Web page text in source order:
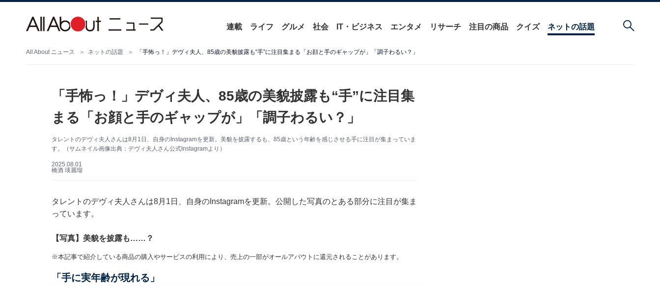
連載 ライフ グルメ 社会 IT・ビジネス エンタメ リサーチ 注目の商品 クイズ ネットの話題
All About ニュース ネットの話題 「手怖っ！」デヴィ夫人、85歳の美貌披露も“手”に注目集まる「お顔と手のギャップが」「調子わるい？」
「手怖っ！」デヴィ夫人、85歳の美貌披露も“手”に注目集
まる「お顔と手のギャップが」「調子わるい？」
タレントのデヴィ夫人さんは8月1日、自身のInstagramを更新。美貌を披露するも、85歳という年齢を感じさせる手に注目が集まっていま
す。（サムネイル画像出典：デヴィ夫人さん公式Instagramより）
2025.08.01
橋酒 瑛麗瑠
タレントのデヴィ夫人さんは8月1日、自身のInstagramを更新。公開した写真のとある部分に注目が集ま
っています。
【写真】美貌を披露も……？
※本記事で紹介している商品の購入やサービスの利用により、売上の一部がオールアバウトに還元されることがあります。
「手に実年齢が現れる」